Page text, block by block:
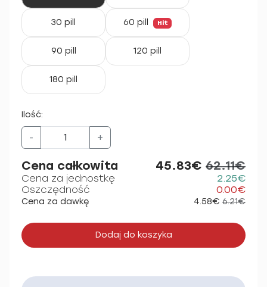
30 pill 60 pill Hit
90 pill 120 pill
180 pill
Ilość:
- +
Cena całkowita 45.83€ 62.11€
Cena za jednostkę
2.25€
Oszczędność
0.00€
Cena za dawkę 4.58€ 6.21€
Dodaj do koszyka